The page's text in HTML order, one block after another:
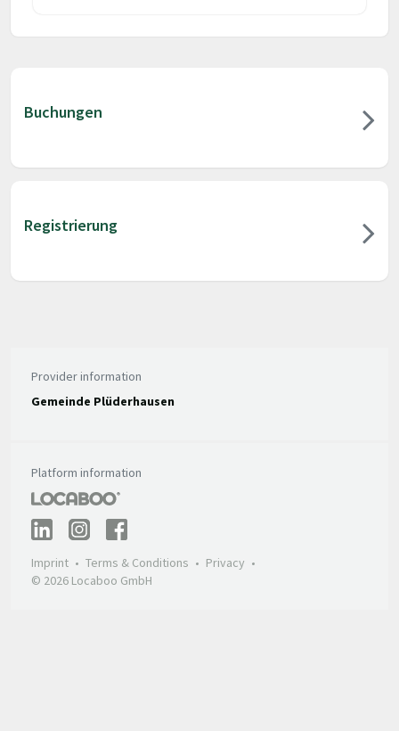
Buchungen
Registrierung
Provider information
Gemeinde Plüderhausen
Platform information
Imprint Terms & Conditions
Privacy
© 2026 Locaboo GmbH